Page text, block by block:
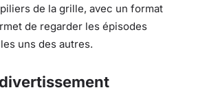
de la grille, avec un format
de regarder les épisodes
uns des autres.